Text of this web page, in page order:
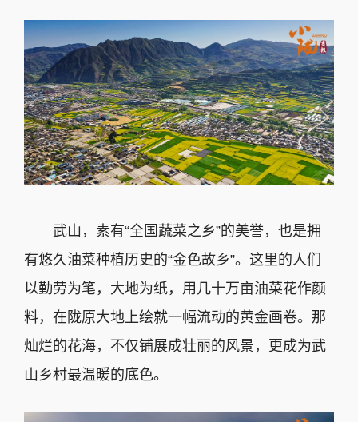
武山，素有“全国蔬菜之乡”的美誉，也是拥
有悠久油菜种植历史的“金色故乡”。这里的人们
以勤劳为笔，大地为纸，用几十万亩油菜花作颜
料，在陇原大地上绘就一幅流动的黄金画卷。那
灿烂的花海，不仅铺展成壮丽的风景，更成为武
山乡村最温暖的底色。